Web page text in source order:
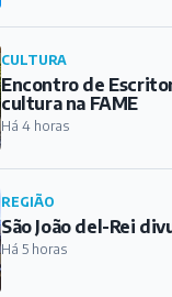
CULTURA
Encontro de
cultura na FAME
Há 4 horas
REGIÃO
São João del-Rei
Há 5 horas